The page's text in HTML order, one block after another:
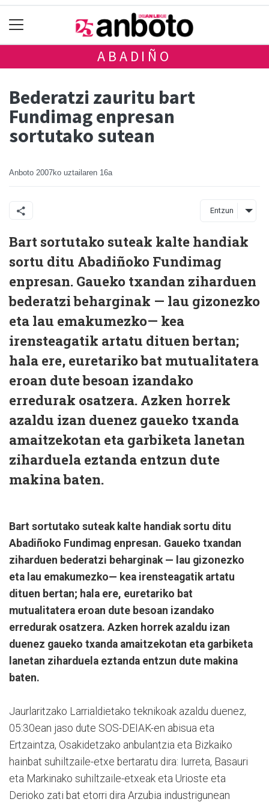
ABADIÑO
Bederatzi zauritu bart
Fundimag enpresan
sortutako sutean
Anboto 2007ko uztailaren 16a
Entzun
Bart sortutako suteak kalte handiak
sortu ditu Abadiñoko Fundimag
enpresan. Gaueko txandan ziharduen
bederatzi beharginak — lau gizonezko
eta lau emakumezko— kea
irensteagatik artatu dituen bertan;
hala ere, euretariko bat mutualitatera
eroan dute besoan izandako
erredurak osatzera. Azken horrek
azaldu izan duenez gaueko txanda
amaitzekotan eta garbiketa lanetan
ziharduela eztanda entzun dute
makina baten.
Bart sortutako suteak kalte handiak sortu ditu
Abadiñoko Fundimag enpresan. Gaueko txandan
ziharduen bederatzi beharginak — lau gizonezko
eta lau emakumezko— kea irensteagatik artatu
dituen bertan; hala ere, euretariko bat
mutualitatera eroan dute besoan izandako
erredurak osatzera. Azken horrek azaldu izan
duenez gaueko txanda amaitzekotan eta garbiketa
lanetan ziharduela eztanda entzun dute makina
baten.
Jaurlaritzako Larrialdietako teknikoak azaldu duenez,
05:30ean jaso dute SOS-DEIAK-en abisua eta
Ertzaintza, Osakidetzako anbulantzia eta Bizkaiko
hainbat suhiltzaile-etxe bertaratu dira: Iurreta, Basauri
eta Markinako suhiltzaile-etxeak eta Urioste eta
Derioko zati bat etorri dira Arzubia industrigunean